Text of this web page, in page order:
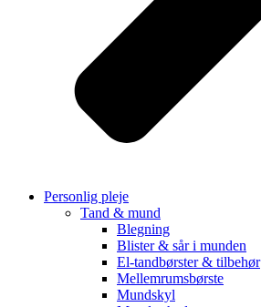
Personlig pleje
Tand & mund
Blegning
Blister & sår i munden
El-tandbørster & tilbehør
Mellemrumsbørste
Mundskyl